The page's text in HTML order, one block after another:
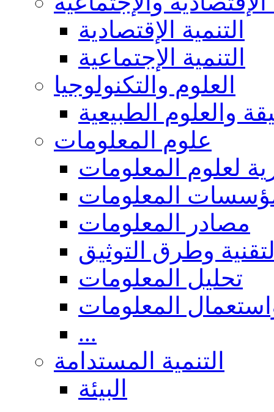
التنمية الإقتصادية
التنمية الإجتماعية
العلوم والتكنولوجيا
والعلوم الطبيعية
علوم المعلومات
لعلوم المعلومات
المعلومات
مصادر المعلومات
وطرق التوثيق
تحليل المعلومات
المعلومات
...
التنمية المستدامة
البيئة